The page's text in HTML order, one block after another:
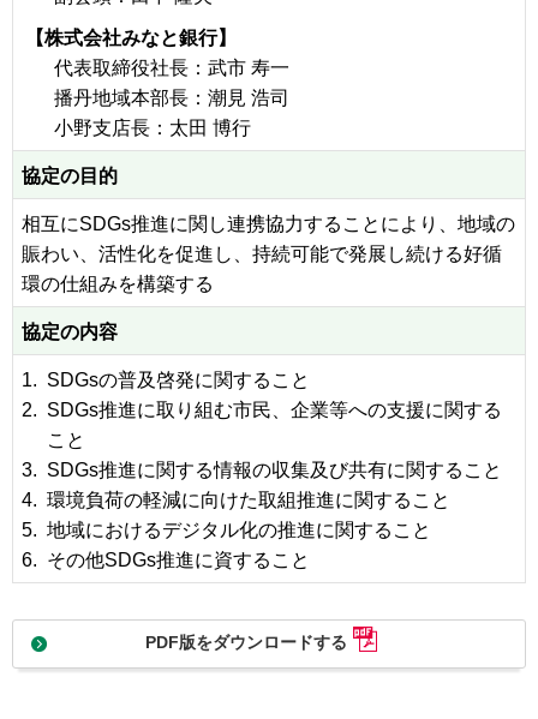
【株式会社みなと銀行】
代表取締役社長：武市 寿一
播丹地域本部長：潮見 浩司
小野支店長：太田 博行
協定の目的
相互にSDGs推進に関し連携協力することにより、地域の
賑わい、活性化を促進し、持続可能で発展し続ける好循
環の仕組みを構築する
協定の内容
1. SDGsの普及啓発に関すること
2. SDGs推進に取り組む市民、企業等への支援に関する
こと
3. SDGs推進に関する情報の収集及び共有に関すること
4. 環境負荷の軽減に向けた取組推進に関すること
5. 地域におけるデジタル化の推進に関すること
6. その他SDGs推進に資すること
PDF版をダウンロードする